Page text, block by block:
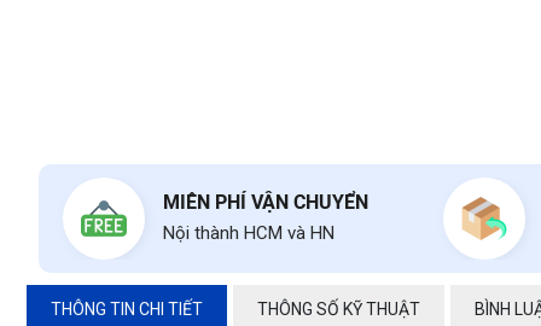
MIỄN PHÍ VẬN CHUYỂN
Nội thành HCM và HN
THÔNG TIN CHI TIẾT THÔNG SỐ KỸ THUẬT BÌNH